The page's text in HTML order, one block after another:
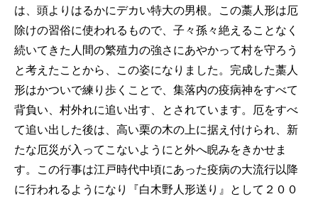
は、頭よりはるかにデカい特大の男根。この藁人形は厄
除けの習俗に使われるもので、子々孫々絶えることなく
続いてきた人間の繁殖力の強さにあやかって村を守ろう
と考えたことから、この姿になりました。完成した藁人
形はかついで練り歩くことで、集落内の疫病神をすべて
背負い、村外れに追い出す、とされています。厄をすべ
て追い出した後は、高い栗の木の上に据え付けられ、新
たな厄災が入ってこないようにと外へ睨みをきかせま
す。この行事は江戸時代中頃にあった疫病の大流行以降
に行われるようになり『白木野人形送り』として２００